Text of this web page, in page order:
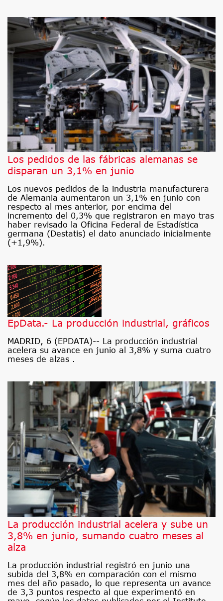
Los pedidos de las fábricas alemanas se
disparan un 3,1% en junio
Los nuevos pedidos de la industria manufacturera
de Alemania aumentaron un 3,1% en junio con
respecto al mes anterior, por encima del
incremento del 0,3% que registraron en mayo tras
haber revisado la Oficina Federal de Estadística
germana (Destatis) el dato anunciado inicialmente
(+1,9%).
EpData.- La producción industrial, gráficos
MADRID, 6 (EPDATA)-- La producción industrial
acelera su avance en junio al 3,8% y suma cuatro
meses de alzas .
La producción industrial acelera y sube un
3,8% en junio, sumando cuatro meses al
alza
La producción industrial registró en junio una
subida del 3,8% en comparación con el mismo
mes del año pasado, lo que representa un avance
de 3,3 puntos respecto al que experimentó en